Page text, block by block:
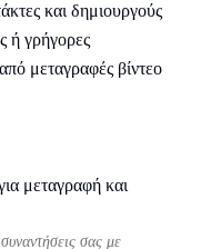
και δημιουργούς
ή γρήγορες
μεταγραφές βίντεο
σας με